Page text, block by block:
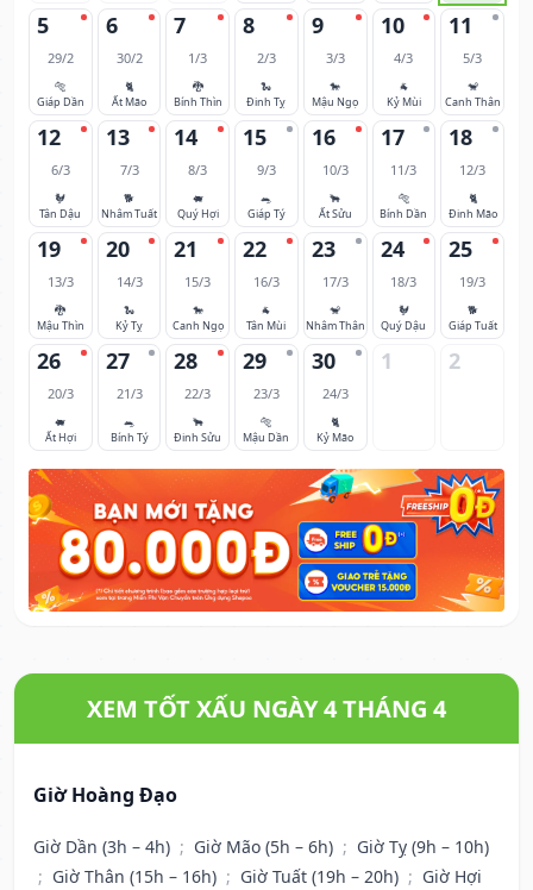
5
29/2
🐅
Giáp Dần
6
30/2
🐈
Ất Mão
7
1/3
🐉
Bính Thìn
8
2/3
🐍
Đinh Tỵ
9
3/3
🐎
Mậu Ngọ
10
4/3
🐐
Kỷ Mùi
11
5/3
🐒
Canh Thân
12
6/3
🐓
Tân Dậu
13
7/3
🐕
Nhâm Tuất
14
8/3
🐖
Quý Hợi
15
9/3
🐀
Giáp Tý
16
10/3
🐂
Ất Sửu
17
11/3
🐅
Bính Dần
18
12/3
🐈
Đinh Mão
19
13/3
🐉
Mậu Thìn
20
14/3
🐍
Kỷ Tỵ
21
15/3
🐎
Canh Ngọ
22
16/3
🐐
Tân Mùi
23
17/3
🐒
Nhâm Thân
24
18/3
🐓
Quý Dậu
25
19/3
🐕
Giáp Tuất
26
20/3
🐖
Ất Hợi
27
21/3
🐀
Bính Tý
28
22/3
🐂
Đinh Sửu
29
23/3
🐅
Mậu Dần
30
24/3
🐈
Kỷ Mão
1 2
XEM TỐT XẤU NGÀY 4 THÁNG 4
Giờ Hoàng Đạo
Giờ Dần (3h – 4h) ; Giờ Mão (5h – 6h) ; Giờ Tỵ (9h – 10h)
; Giờ Thân (15h – 16h) ; Giờ Tuất (19h – 20h) ; Giờ Hợi